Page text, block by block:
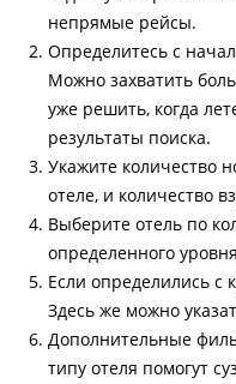
непрямые рейсы.
Определитесь с
Можно захватить
уже решить, когда
результаты поиска.
Укажите количество
отеле, и количество
Выберите отель по
определенного
Если определились с
Здесь же можно
Дополнительные
типу отеля помогут